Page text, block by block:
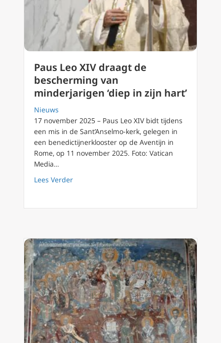
Paus Leo XIV draagt de
bescherming van
minderjarigen ‘diep in zijn hart’
Nieuws
17 november 2025 – Paus Leo XIV bidt tijdens
een mis in de Sant’Anselmo-kerk, gelegen in
een benedictijnerklooster op de Aventijn in
Rome, op 11 november 2025. Foto: Vatican
Media…
Lees Verderabout Paus Leo XIV draagt de bescherming